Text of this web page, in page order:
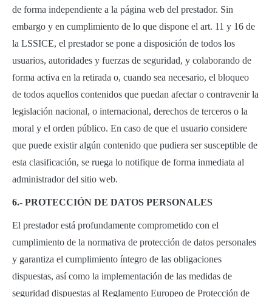
de forma independiente a la página web del prestador. Sin
embargo y en cumplimiento de lo que dispone el art. 11 y 16 de
la LSSICE, el prestador se pone a disposición de todos los
usuarios, autoridades y fuerzas de seguridad, y colaborando de
forma activa en la retirada o, cuando sea necesario, el bloqueo
de todos aquellos contenidos que puedan afectar o contravenir la
legislación nacional, o internacional, derechos de terceros o la
moral y el orden público. En caso de que el usuario considere
que puede existir algún contenido que pudiera ser susceptible de
esta clasificación, se ruega lo notifique de forma inmediata al
administrador del sitio web.
6.- PROTECCIÓN DE DATOS PERSONALES
El prestador está profundamente comprometido con el
cumplimiento de la normativa de protección de datos personales
y garantiza el cumplimiento íntegro de las obligaciones
dispuestas, así como la implementación de las medidas de
seguridad dispuestas al Reglamento Europeo de Protección de